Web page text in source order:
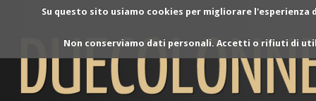
Su questo sito usiamo cookies per migliorare
Non conserviamo dati personali. Accetti o rifiuti di